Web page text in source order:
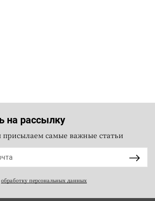
на рассылку
самые важные статьи
обработку персональных данных